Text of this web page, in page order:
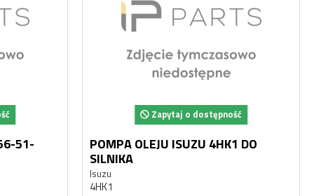
51-
Zapytaj o dostępność
POMPA OLEJU ISUZU 4HK1 DO
SILNIKA
Isuzu
4HK1